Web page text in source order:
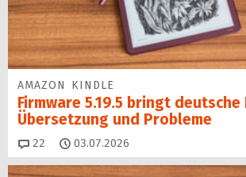
AMAZON KINDLE
Firmware 5.19.5 bringt deutsche
Übersetzung und Probleme
22 Kommentare
03.07.2026